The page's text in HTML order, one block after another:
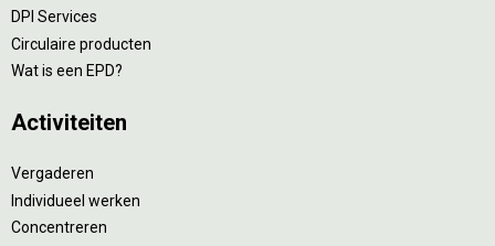
DPI Services
Circulaire producten
Wat is een EPD?
Activiteiten
Vergaderen
Individueel werken
Concentreren